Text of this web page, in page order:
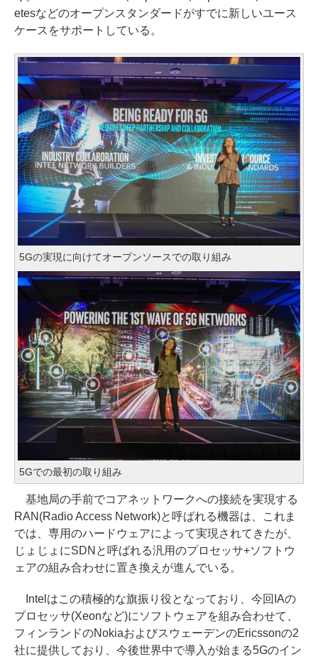
etesなどのオープンスタンダードがすでに新しいユース
ケースをサポートしている。
5Gの実現に向けてオープンソースでの取り組み
5Gでの最初の取り組み
基地局の手前でコアネットワークへの接続を実現する
RAN(Radio Access Network)と呼ばれる機器は、これま
では、専用のハードウェアによって実現されてきたが、
じょじょにSDNと呼ばれる汎用のプロセッサ+ソフトウ
ェアの組み合わせに置き換えが進んでいる。
Intelはこの積極的な旗振り役となっており、今回IAの
プロセッサ(Xeonなど)にソフトウェアを組み合わせて、
フィンランドのNokiaおよびスウェーデンのEricssonの2
社に提供しており、今後世界中で導入が始まる5Gのイン